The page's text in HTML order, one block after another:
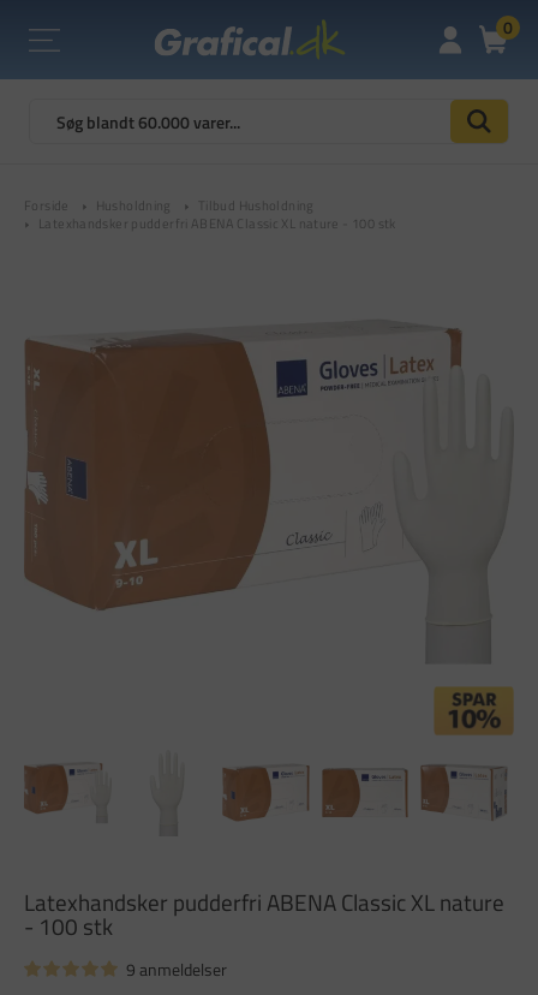
0
Forside Husholdning
Tilbud Husholdning
Latexhandsker pudderfri ABENA Classic XL nature - 100 stk
Latexhandsker pudderfri ABENA Classic XL nature
- 100 stk
9 anmeldelser